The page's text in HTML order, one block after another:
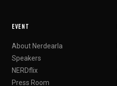
EVENT
About Nerdearla
Speakers
NERDflix
Press Room